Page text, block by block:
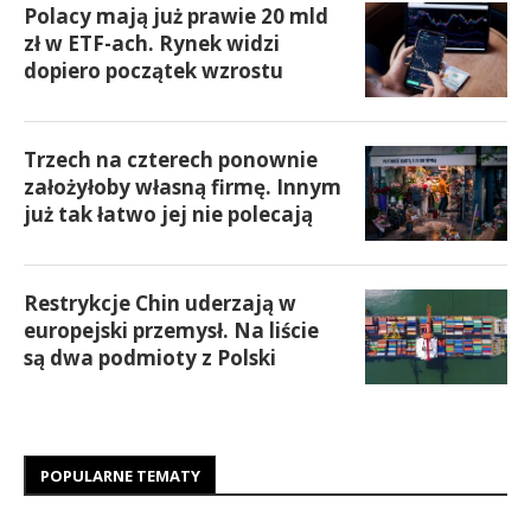
Polacy mają już prawie 20 mld
zł w ETF-ach. Rynek widzi
dopiero początek wzrostu
Trzech na czterech ponownie
założyłoby własną firmę. Innym
już tak łatwo jej nie polecają
Restrykcje Chin uderzają w
europejski przemysł. Na liście
są dwa podmioty z Polski
POPULARNE TEMATY